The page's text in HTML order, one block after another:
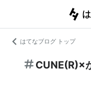
はてなブログ トップ
CUNE(R)×